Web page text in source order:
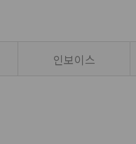
인보이스